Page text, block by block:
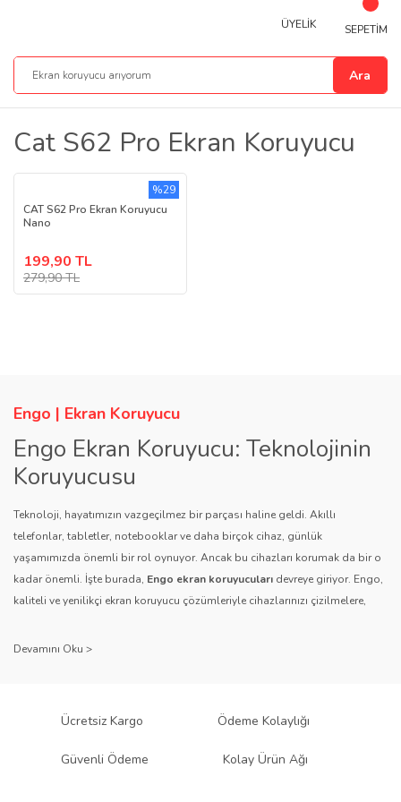
Ara
ÜYELİK SEPETİM
Cat S62 Pro Ekran Koruyucu
CAT S62 Pro Ekran Koruyucu
Nano
199,90 TL
279,90 TL
%29
Engo | Ekran Koruyucu
Engo Ekran Koruyucu: Teknolojinin
Koruyucusu
Teknoloji, hayatımızın vazgeçilmez bir parçası haline geldi. Akıllı
telefonlar, tabletler, notebooklar ve daha birçok cihaz, günlük
yaşamımızda önemli bir rol oynuyor. Ancak bu cihazları korumak da bir o
kadar önemli. İşte burada, Engo ekran koruyucuları devreye giriyor. Engo,
kaliteli ve yenilikçi ekran koruyucu çözümleriyle cihazlarınızı çizilmelere,
sağlıyor.
Engo ekran koruyucuları
, uzun yıllara dayanan tecrübesi ve teknolojiye
ürününü titiz bir kalite kontrol sürecinden geçirir. Kullanıcı dostu tasarımı
Ücretsiz Kargo Ödeme Kolaylığı
Güvenli Ödeme Kolay Ürün Ağı